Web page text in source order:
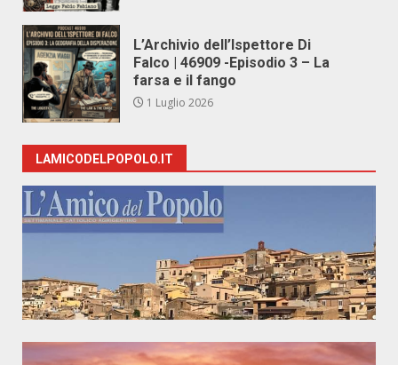
L’Archivio dell’Ispettore Di
Falco | 46909 -Episodio 3 – La
farsa e il fango
1 Luglio 2026
LAMICODELPOPOLO.IT